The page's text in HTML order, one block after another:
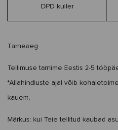
DPD kuller
Tarneaeg
Tellimuse tarnime Eestis 2-5
*Allahindluste ajal võib
kauem.
Märkus: kui Teietellitud kaubad